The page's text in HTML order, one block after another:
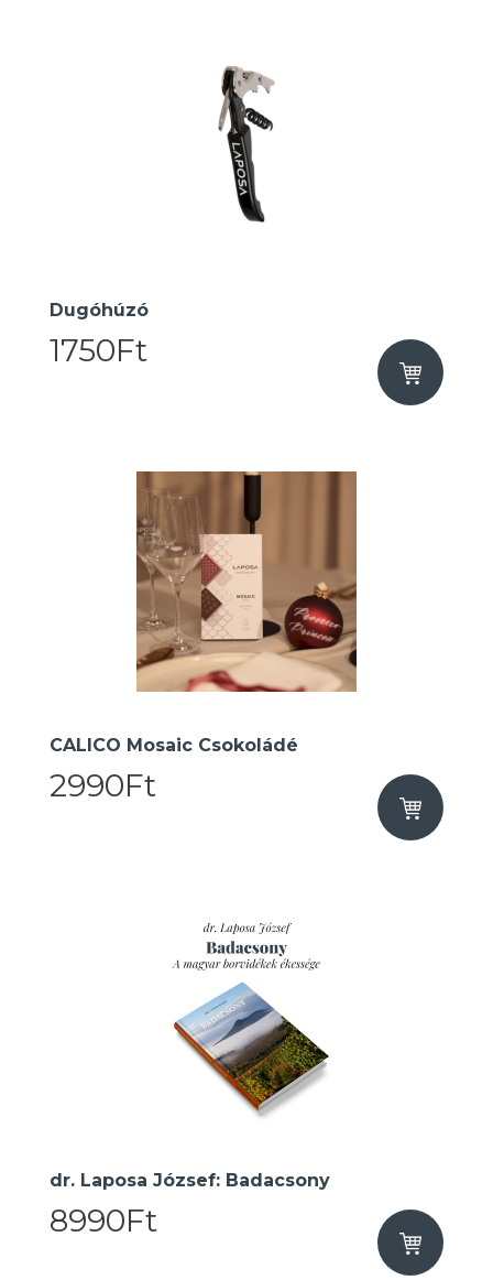
Dugóhúzó
1750Ft
CALICO Mosaic Csokoládé
2990Ft
dr. Laposa József: Badacsony
8990Ft